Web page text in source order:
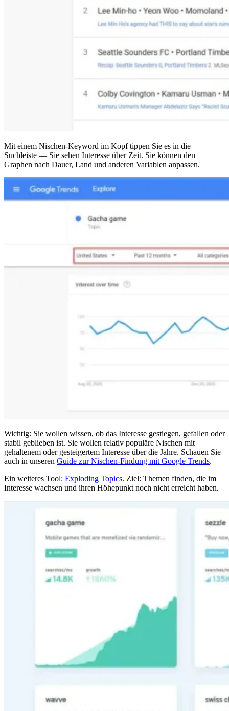
Mit einem Nischen-Keyword im Kopf tippen Sie es in die
Suchleiste — Sie sehen Interesse über Zeit. Sie können den
Graphen nach Dauer, Land und anderen Variablen anpassen.
Wichtig: Sie wollen wissen, ob das Interesse gestiegen, gefallen oder
stabil geblieben ist. Sie wollen relativ populäre Nischen mit
gehaltenem oder gesteigertem Interesse über die Jahre. Schauen Sie
auch in unseren Guide zur Nischen-Findung mit Google Trends.
Ein weiteres Tool: Exploding Topics. Ziel: Themen finden, die im
Interesse wachsen und ihren Höhepunkt noch nicht erreicht haben.